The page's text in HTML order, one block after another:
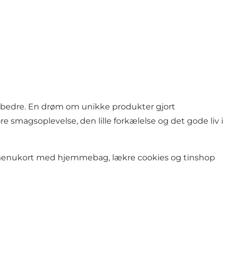
En drøm om unikke produkter gjort
smagsoplevelse, den lille forkælelse og det gode liv i
med hjemmebag, lækre cookies og tinshop